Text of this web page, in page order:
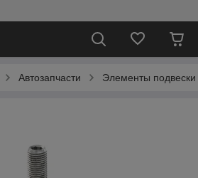
Автозапчасти Элементы подвески